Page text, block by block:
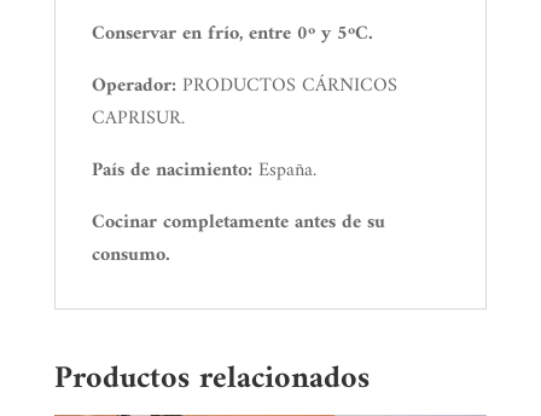
Conservar en frío, entre 0º y 5ºC.
Operador:PRODUCTOS CÁRNICOS
CAPRISUR.
País de nacimiento:España.
Cocinar completamente antes de su
consumo.
Productos relacionados